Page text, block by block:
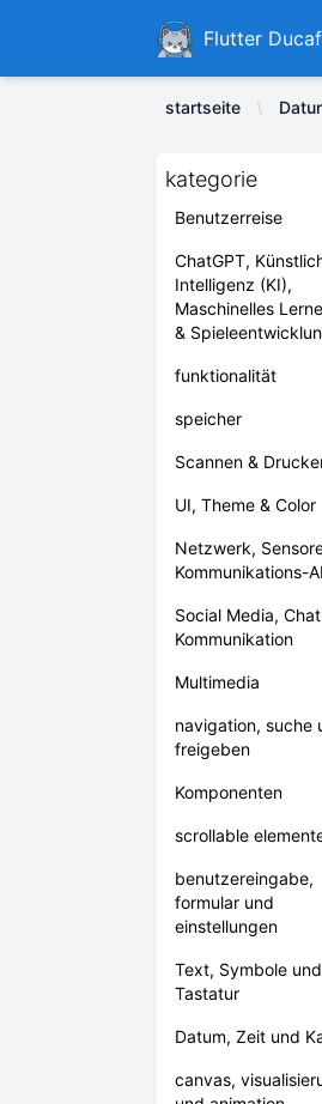
Ducafecat
Flutter
startseite
kategorie
Benutzerreise
ChatGPT,
Intelligenz (KI),
Maschinelles
&
funktionalität
speicher
Scannen &
UI, Theme & Color
Netzwerk,
Kommunikations-
Social Media,
Kommunikation
Multimedia
navigation, suche
freigeben
Komponenten
scrollable
benutzereingabe,
formular und
einstellungen
Text, Symbole und
Tastatur
Datum, Zeit und
canvas,